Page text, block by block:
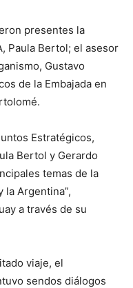
presentes la
Paula Bertol; el asesor
Gustavo
de la Embajada en
Estratégicos,
Bertol y Gerardo
temas de la
la Argentina”,
a través de su
viaje, el
sendos diálogos